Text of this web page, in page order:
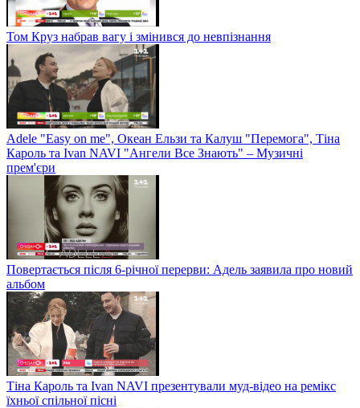
Том Круз набрав вагу і змінився до невпізнання
Adele "Easy on me", Океан Ельзи та Калуш "Перемога", Тіна
Кароль та Ivan NAVI "Ангели Все Знають" – Музичні
прем'єри
Повертається після 6-річної перерви: Адель заявила про новий
альбом
Тіна Кароль та Ivan NAVI презентували муд-відео на ремікс
їхньої спільної пісні